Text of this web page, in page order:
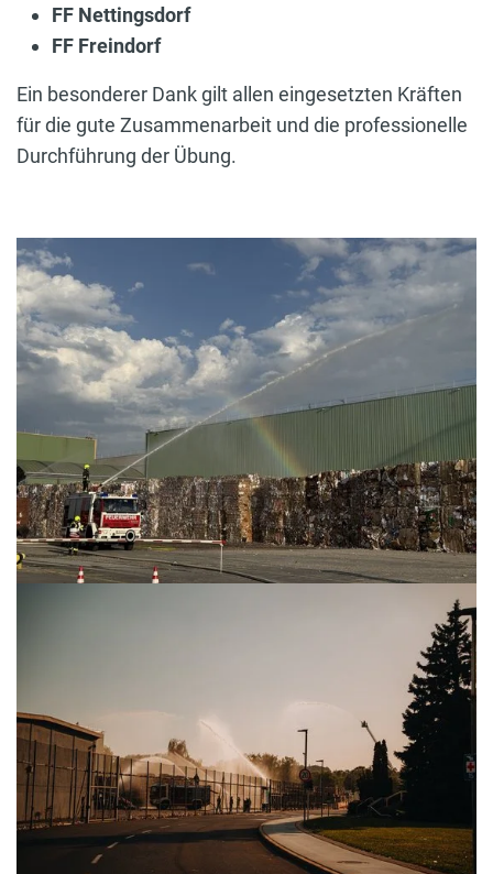
FF Nettingsdorf
FF Freindorf
Ein besonderer Dank gilt allen eingesetzten Kräften
für die gute Zusammenarbeit und die professionelle
Durchführung der Übung.